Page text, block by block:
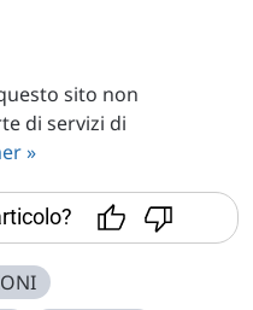
sito non
di servizi di
»